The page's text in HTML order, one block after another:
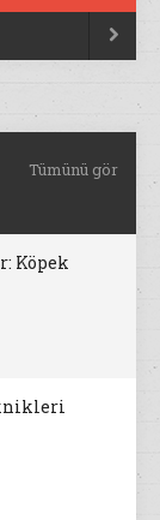

Tümünü gör
Köpek